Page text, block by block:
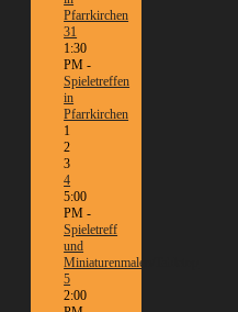
Pfarrkirchen
31
1:30
PM -
Spieletreffen
in
Pfarrkirchen
1
2
3
4
5:00
PM -
Spieletreff
und
Miniaturenmalen/Tabletop
5
2:00